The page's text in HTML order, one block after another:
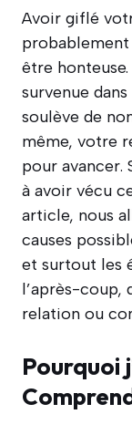
Avoir giflé
être
survenue
soulève de
même, votre
pour avancer.
à avoir vécu
article, nous
causes
et surtout les
l’après-coup,
relation ou
Pourquoi